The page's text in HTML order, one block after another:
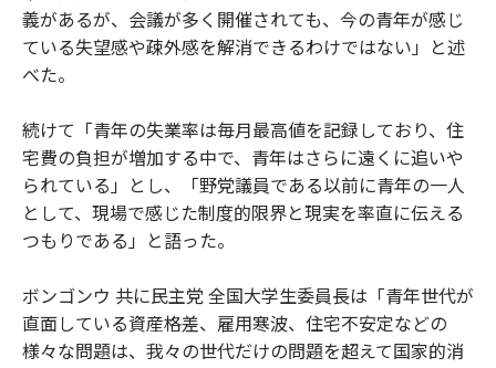
義があるが、会議が多く開催されても、今の青年が感じ
ている失望感や疎外感を解消できるわけではない」と述
べた。
続けて「青年の失業率は毎月最高値を記録しており、住
宅費の負担が増加する中で、青年はさらに遠くに追いや
られている」とし、「野党議員である以前に青年の一人
として、現場で感じた制度的限界と現実を率直に伝える
つもりである」と語った。
ボンゴンウ 共に民主党 全国大学生委員長は「青年世代が
直面している資産格差、雇用寒波、住宅不安定などの
様々な問題は、我々の世代だけの問題を超えて国家的消